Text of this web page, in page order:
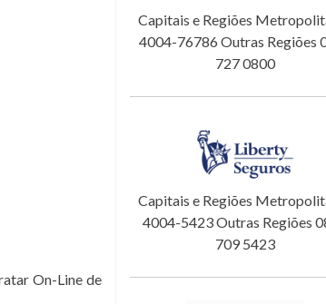
On-Line de
Capitais e Regiões
4004-76786 Outras Regiões
727 0800
Capitais e Regiões
4004-5423 Outras Regiões
709 5423